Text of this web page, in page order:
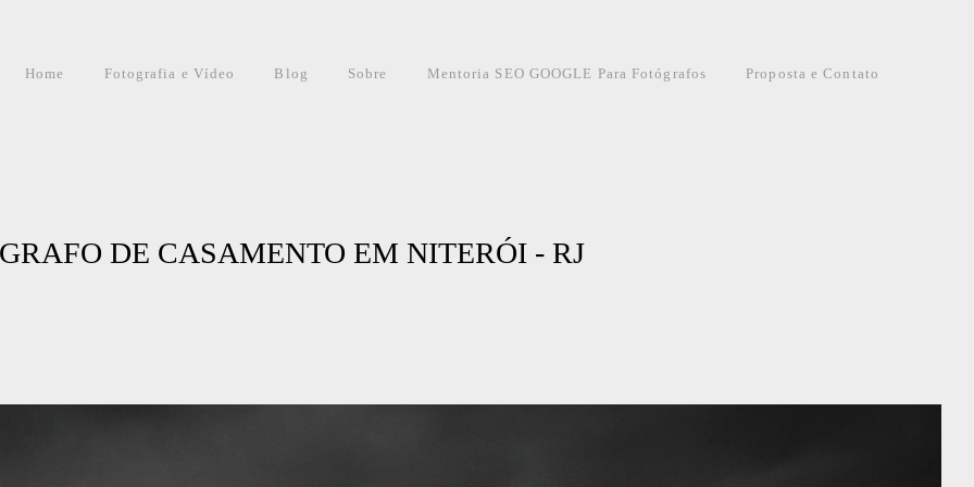
Home Fotografia e Vídeo Blog Sobre Mentoria SEO GOOGLE Para Fotógrafos Proposta e Contato
DE CASAMENTO EM NITERÓI - RJ